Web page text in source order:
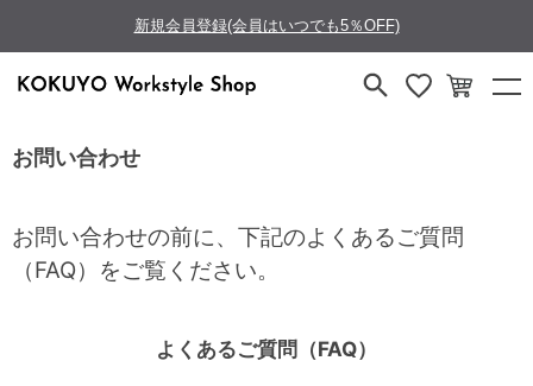
新規会員登録(会員はいつでも5％OFF)
お問い合わせ
お問い合わせの前に、下記のよくあるご質問
（FAQ）をご覧ください。
よくあるご質問（FAQ）